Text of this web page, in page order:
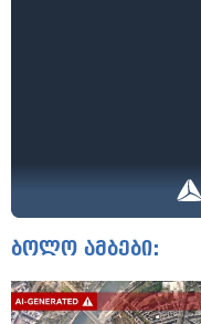
ბოლო ამბები: